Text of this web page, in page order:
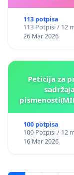
113 potpisa
113 Potpisi / 12
26 Mar 2026
Peticija za
100 potpisa
100 Potpisi / 12
16 Mar 2026